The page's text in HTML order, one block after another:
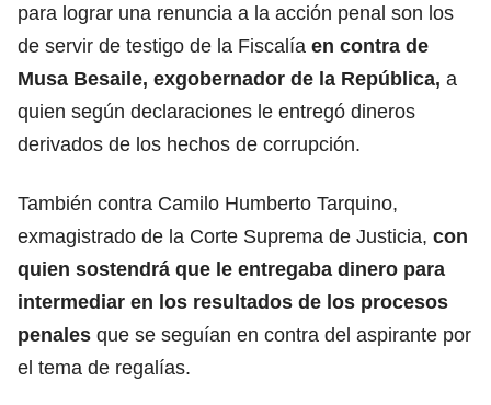
para lograr una renuncia a la acción penal son los
de servir de testigo de la Fiscalía en contra de
Musa Besaile, exgobernador de la República, a
quien según declaraciones le entregó dineros
derivados de los hechos de corrupción.
También contra Camilo Humberto Tarquino,
exmagistrado de la Corte Suprema de Justicia, con
quien sostendrá que le entregaba dinero para
intermediar en los resultados de los procesos
penales que se seguían en contra del aspirante por
el tema de regalías.